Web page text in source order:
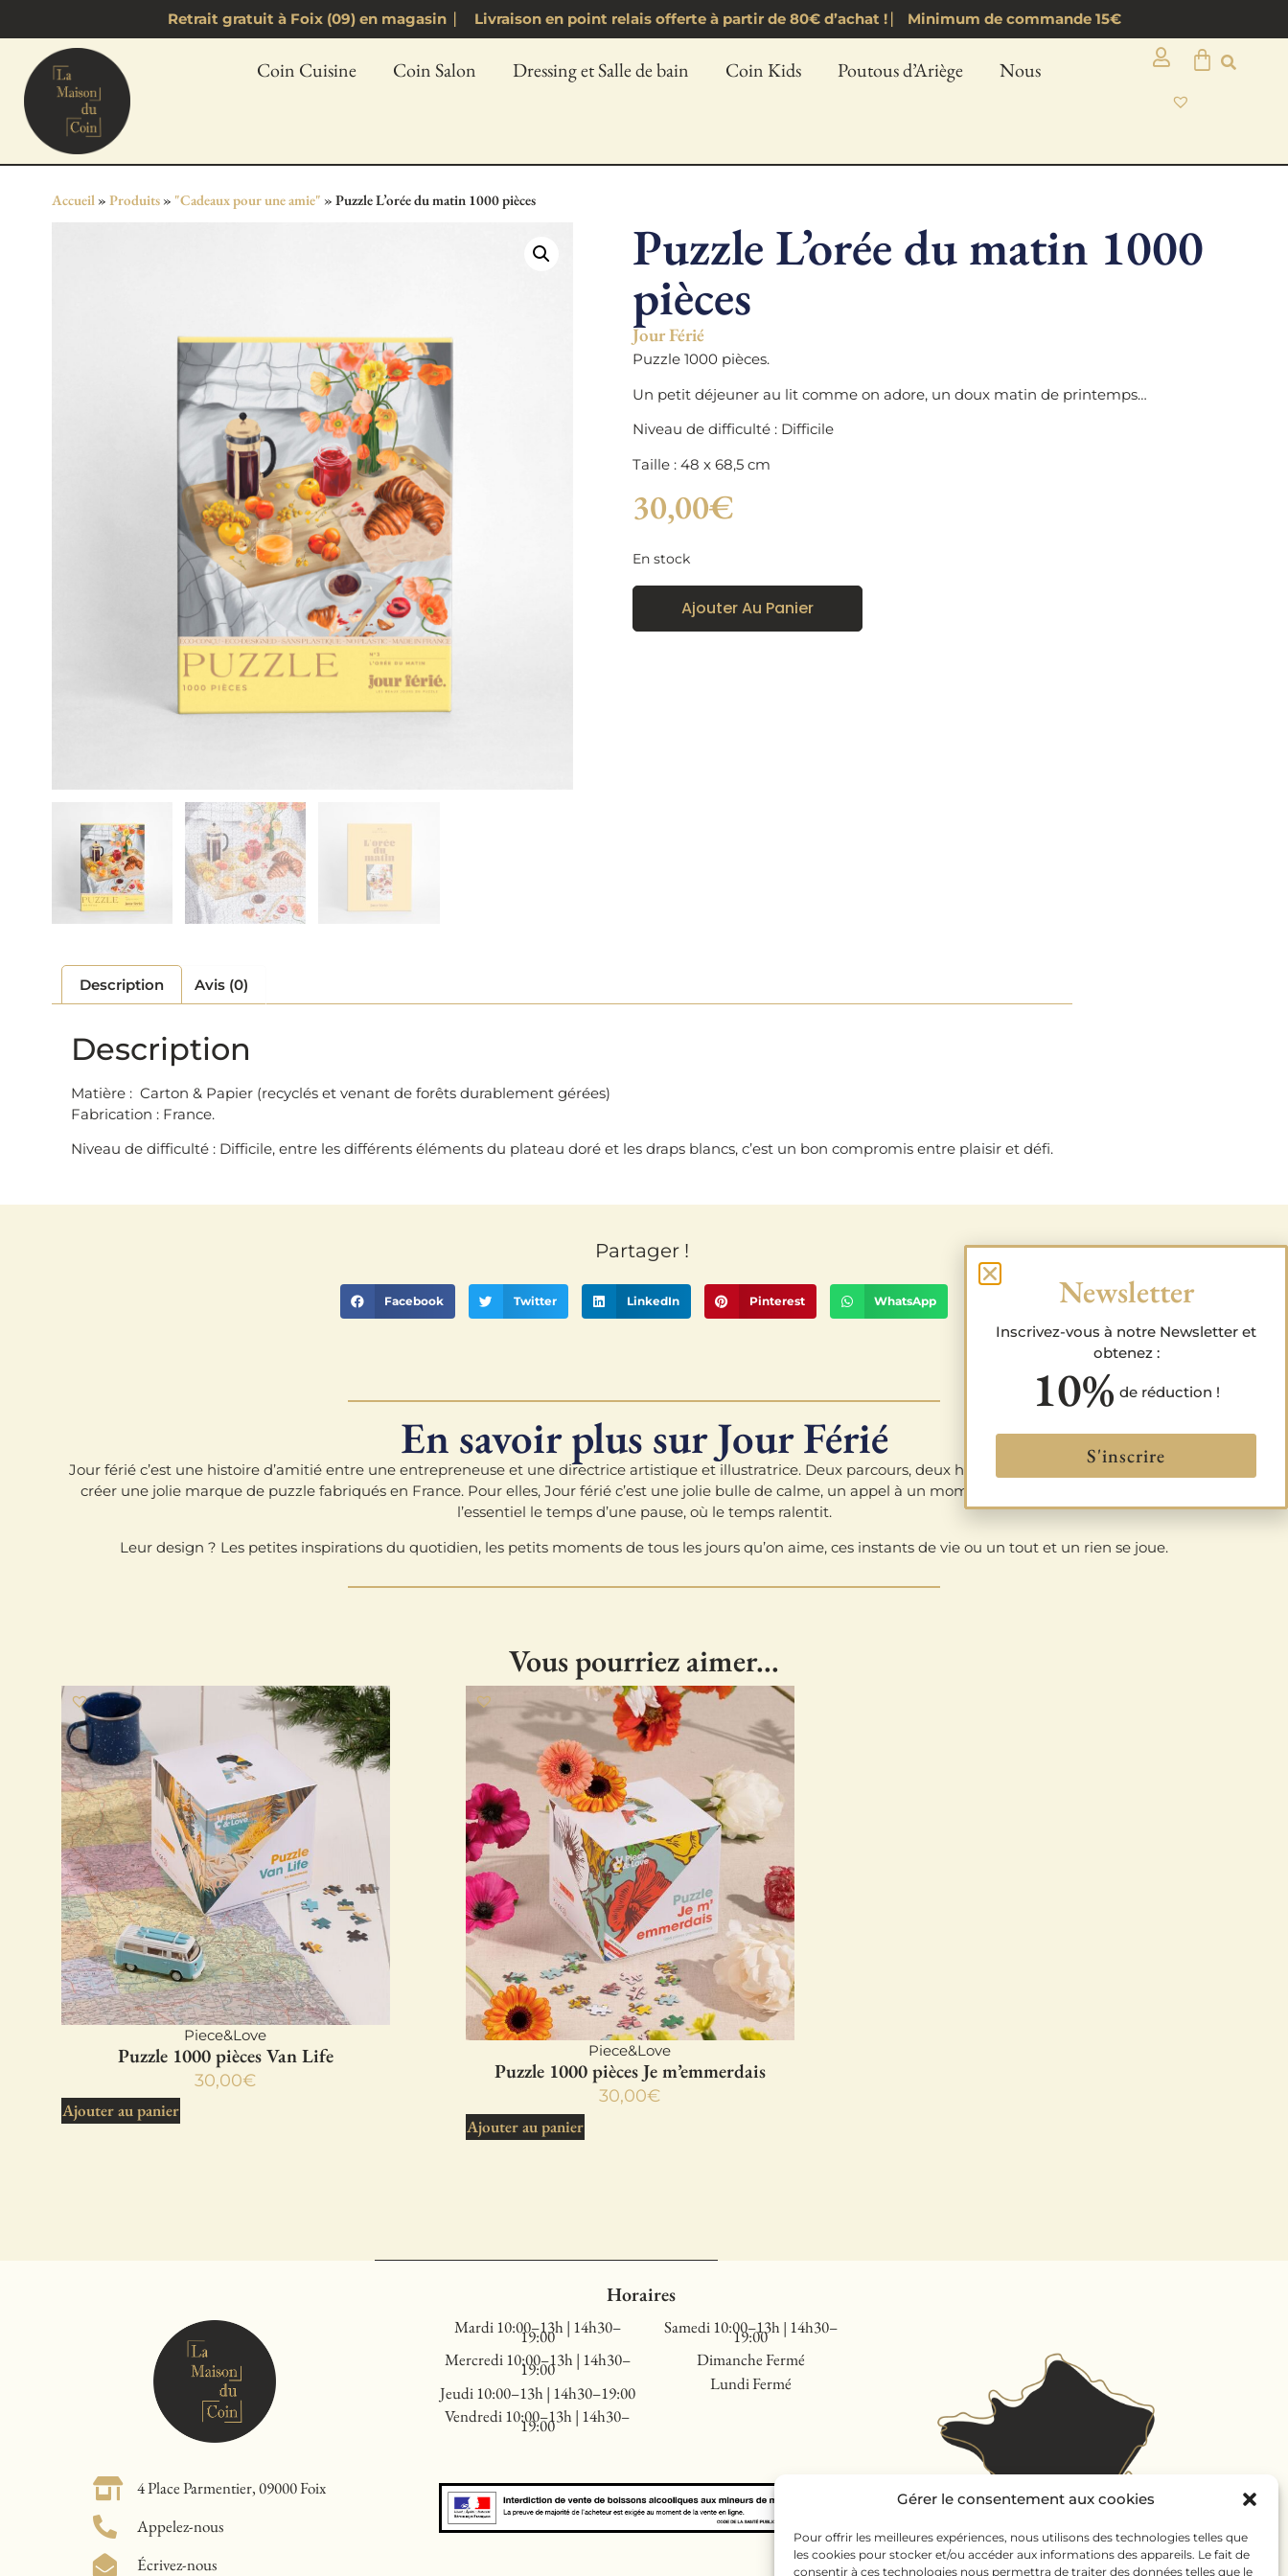
Gérer le consentement aux cookies
Pour offrir les meilleures expériences, nous utilisons des technologies telles que
les cookies pour stocker et/ou accéder aux informations des appareils. Le fait de
consentir à ces technologies nous permettra de traiter des données telles que le
Retrait gratuit à Foix (09) en magasin ⎸ Livraison en point relais offerte à partir de 80€ d’achat ! ⎸ Minimum de commande 15€
Coin Cuisine Coin Salon Dressing et Salle de bain Coin Kids Poutous d’Ariège Nous
Accueil» Produits» "Cadeaux pour une amie" » Puzzle L’orée du matin 1000 pièces
Puzzle L’orée du matin 1000
pièces
Jour Férié
Puzzle 1000 pièces.
Un petit déjeuner au lit comme on adore, un doux matin de printemps…
Niveau de difficulté : Difficile
Taille : 48 x 68,5 cm
30,00€
En stock
Ajouter Au Panier
Description Avis (0)
Description
Matière : Carton & Papier (recyclés et venant de forêts durablement gérées)
Fabrication : France.
Niveau de difficulté : Difficile, entre les différents éléments du plateau doré et les draps blancs, c’est un bon compromis entre plaisir et défi.
Partager !
Facebook Twitter LinkedIn Pinterest WhatsApp
En savoir plus sur Jour Férié
Jour férié c’est une histoire d’amitié entre une entrepreneuse et une directrice artistique et illustratrice. Deux parcours, deux histoires de vie mais une seule envie :
créer une jolie marque de puzzle fabriqués en France. Pour elles, Jour férié c’est une jolie bulle de calme, un appel à un moment pour soi, pour se recentrer sur
l’essentiel le temps d’une pause, où le temps ralentit.
Leur design ? Les petites inspirations du quotidien, les petits moments de tous les jours qu’on aime, ces instants de vie ou un tout et un rien se joue.
Vous pourriez aimer...
Piece&Love
Puzzle 1000 pièces Van Life
30,00€
Ajouter au panier
Piece&Love
Puzzle 1000 pièces Je m’emmerdais
30,00€
Ajouter au panier
4 Place Parmentier, 09000 Foix
Appelez-nous
Écrivez-nous
Horaires
Mardi 10:00–13h | 14h30–
19:00
Mercredi 10:00–13h | 14h30–
19:00
Jeudi 10:00–13h | 14h30–19:00
Vendredi 10:00–13h | 14h30–
19:00
Samedi 10:00–13h | 14h30–
19:00
Dimanche Fermé
Lundi Fermé
Newsletter
Inscrivez-vous à notre Newsletter et
obtenez :
10% de réduction !
S'inscrire